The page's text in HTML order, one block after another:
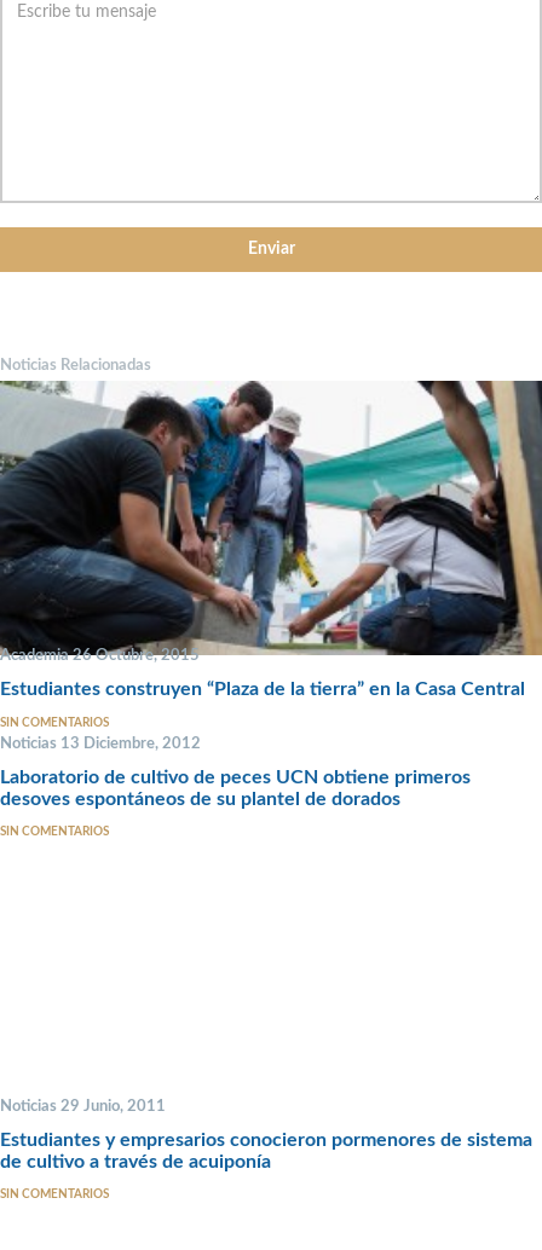
Noticias Relacionadas
Academia 26 Octubre, 2015
Estudiantes construyen “Plaza de la tierra” en la Casa Central
SIN COMENTARIOS
Noticias 13 Diciembre, 2012
Laboratorio de cultivo de peces UCN obtiene primeros
desoves espontáneos de su plantel de dorados
SIN COMENTARIOS
Noticias 29 Junio, 2011
Estudiantes y empresarios conocieron pormenores de sistema
de cultivo a través de acuiponía
SIN COMENTARIOS